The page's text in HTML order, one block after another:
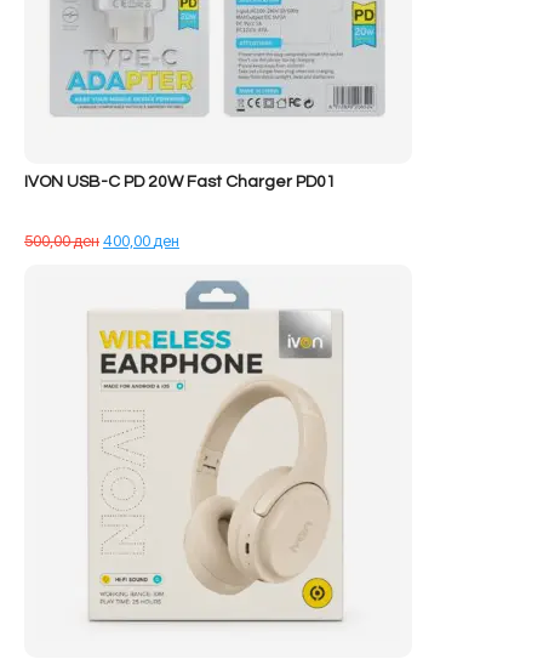
IVON USB-C PD 20W Fast Charger PD01
500,00денÇmimi
400,00ден
tanishëm
është: